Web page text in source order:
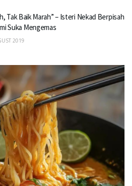
Tak Baik Marah” – Isteri Nekad Berpisah
Suka Mengemas
2019